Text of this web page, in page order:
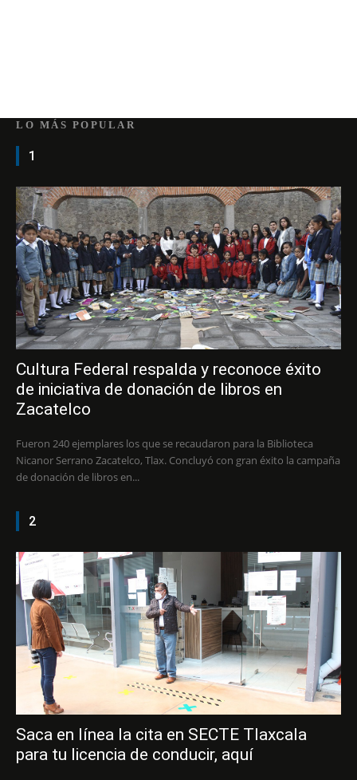
LO MÁS POPULAR
1
Cultura Federal respalda y reconoce éxito
de iniciativa de donación de libros en
Zacatelco
Fueron 240 ejemplares los que se recaudaron para la Biblioteca
Nicanor Serrano Zacatelco, Tlax. Concluyó con gran éxito la campaña
de donación de libros en...
2
Saca en línea la cita en SECTE Tlaxcala
para tu licencia de conducir, aquí